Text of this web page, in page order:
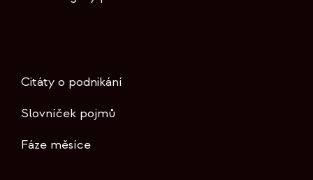
Citáty o podnikání
Slovníček pojmů
Fáze měsíce